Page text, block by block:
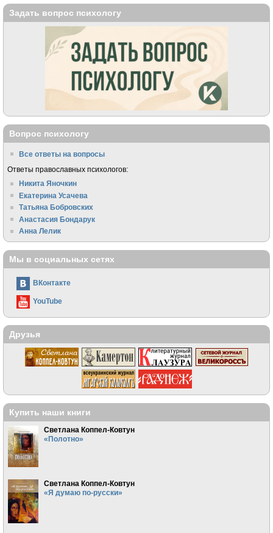
Задать вопрос психологу
Вопрос психологу
Все ответы на вопросы
Ответы православных психологов:
Никита Яночкин
Екатерина Усачева
Татьяна Бобровских
Анастасия Бондарук
Анна Лелик
Мы в социальных сетях
ВКонтакте
YouTube
Друзья
Купить наши книги
Светлана Коппел-Ковтун
«Полотно»
Светлана Коппел-Ковтун
«Я думаю по-русски»